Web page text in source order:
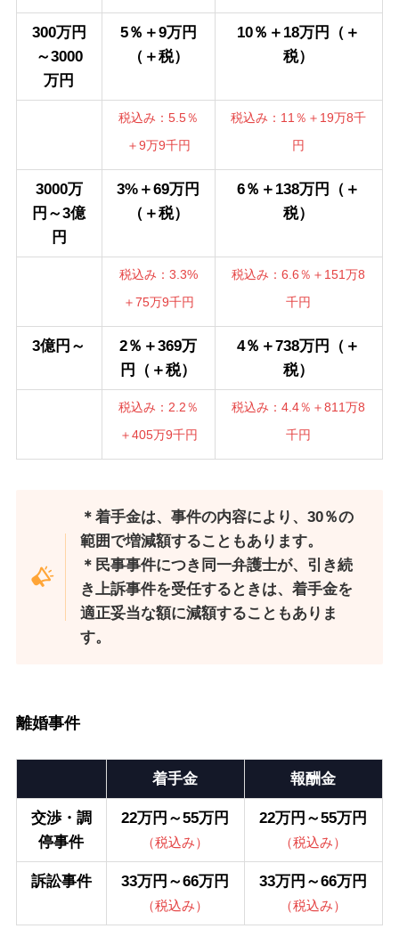
300万円
～3000
万円
5％＋9万円
（＋税）
10％＋18万円（＋
税）
税込み：5.5％
＋9万9千円
税込み：11％＋19万8千
円
3000万
円～3億
円
3%＋69万円
（＋税）
6％＋138万円（＋
税）
税込み：3.3%
＋75万9千円
税込み：6.6％＋151万8
千円
3億円～
2％＋369万
円（＋税）
4％＋738万円（＋
税）
税込み：2.2％
＋405万9千円
税込み：4.4％＋811万8
千円
＊着手金は、事件の内容により、30％の
範囲で増減額することもあります。
＊民事事件につき同一弁護士が、引き続
き上訴事件を受任するときは、着手金を
適正妥当な額に減額することもありま
す。
離婚事件
着手金 報酬金
交渉・調
停事件
22万円～55万円
（税込み）
22万円～55万円
（税込み）
訴訟事件 33万円～66万円
（税込み）
33万円～66万円
（税込み）